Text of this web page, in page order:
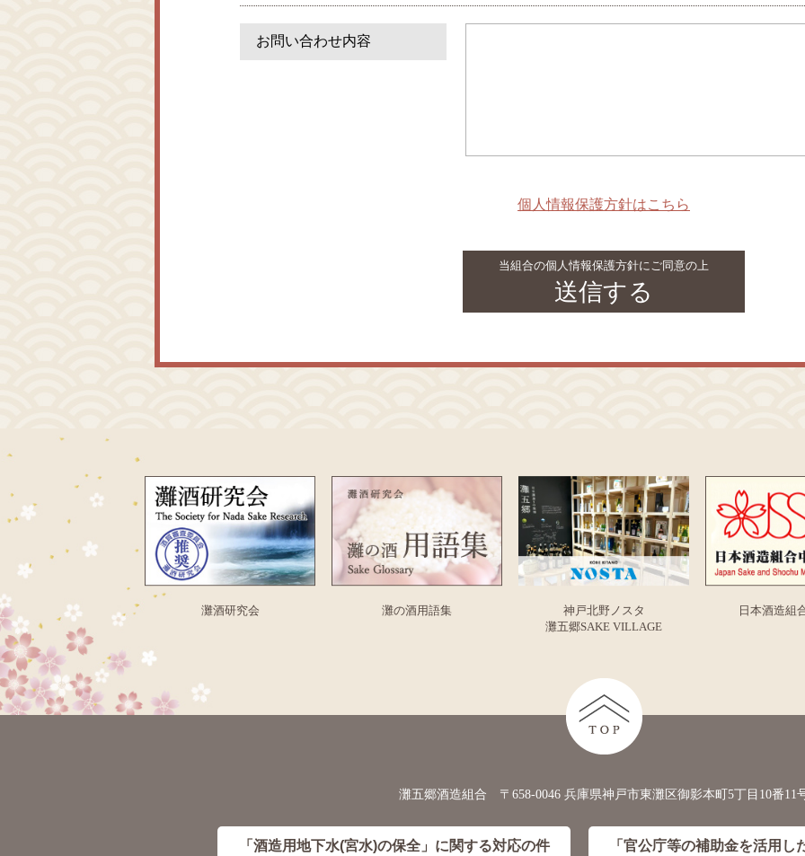
お問い合わせ内容
個人情報保護方針はこちら
当組合の個人情報保護方針にご同意の上
送信する
灘酒研究会 灘の酒用語集
神戸北野ノスタ
灘五郷SAKE VILLAGE
日本酒造組
灘五郷酒造組合 〒658-0046 兵庫県神戸市東灘区御影本町5丁目10番11
「酒造用地下水(宮水)の保全」に関する対応の件 「官公庁等の補助金を活用し